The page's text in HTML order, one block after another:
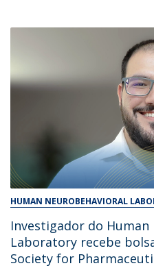
HUMAN NEUROBEHAVIORAL
Investigador do
Laboratory recebe
Society for